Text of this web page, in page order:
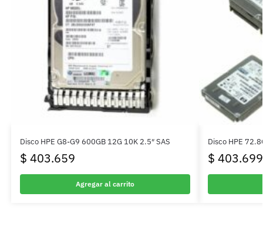
Disco HPE G8-G9 600GB 12G 10K 2.5″ SAS
$ 403.659
Agregar al carrito
Disco HPE
$ 403.699